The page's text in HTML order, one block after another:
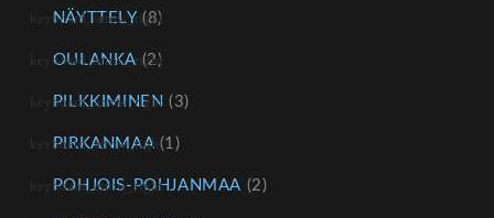
NÄYTTELY (8)
OULANKA (2)
PILKKIMINEN (3)
PIRKANMAA (1)
POHJOIS-POHJANMAA (2)